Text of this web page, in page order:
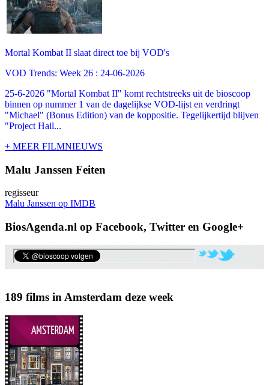
Mortal Kombat II slaat direct toe bij VOD's
VOD Trends: Week 26 : 24-06-2026
25-6-2026 "Mortal Kombat II" komt rechtstreeks uit de bioscoop
binnen op nummer 1 van de dagelijkse VOD-lijst en verdringt
"Michael" (Bonus Edition) van de koppositie. Tegelijkertijd blijven
"Project Hail...
+ MEER FILMNIEUWS
Malu Janssen Feiten
regisseur
Malu Janssen op IMDB
BiosAgenda.nl op Facebook, Twitter en Google+
189 films in Amsterdam deze week